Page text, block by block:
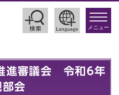
toggle
メニュー
進審議会 令和6年
会